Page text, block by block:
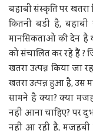
बहाबी संस्कृति पर
कितनी बडी है,
मानसिकताओं की देन है
को संचालित कर रहे हैं
खतरा उत्पन्न किया जा
खतरा उत्पन्न हुआ है,
सामने है क्या? क्या
नहीं आना चाहिए? पर